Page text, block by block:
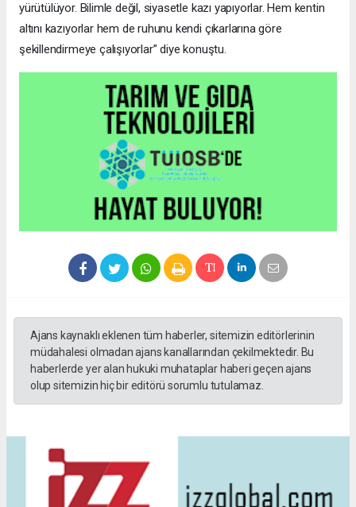
yürütülüyor. Bilimle değil, siyasetle kazı yapıyorlar. Hem kentin
altını kazıyorlar hem de ruhunu kendi çıkarlarına göre
şekillendirmeye çalışıyorlar” diye konuştu.
Ajans kaynaklı eklenen tüm haberler, sitemizin editörlerinin
müdahalesi olmadan ajans kanallarından çekilmektedir. Bu
haberlerde yer alan hukuki muhataplar haberi geçen ajans
olup sitemizin hiç bir editörü sorumlu tutulamaz.